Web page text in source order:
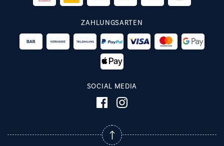
ZAHLUNGSARTEN
SOCIAL MEDIA